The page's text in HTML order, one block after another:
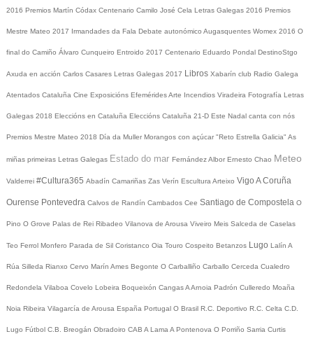
2016 Premios Martín Códax Centenario Camilo José Cela Letras Galegas 2016 Premios
Mestre Mateo 2017 Irmandades da Fala Debate autonómico Augasquentes Womex 2016 O
final do Camiño Álvaro Cunqueiro Entroido 2017 Centenario Eduardo Pondal DestinoStgo
Axuda en acción Carlos Casares Letras Galegas 2017 Libros Xabarín club Radio Galega
Atentados Cataluña Cine Exposicións EfeméridesArte Incendios Viradeira Fotografía Letras
Galegas 2018 Eleccións en Cataluña Eleccións Cataluña 21-D Este Nadal canta con nós
Premios Mestre Mateo 2018 Día da Muller Morangos con açúcar "Reto Estrella Galicia" As
miñas primeiras Letras Galegas Estado do mar Fernández Albor Ernesto Chao Meteo
Valderrei #Cultura365 Abadín Camariñas Zas Verín Escultura Arteixo Vigo A Coruña
Ourense Pontevedra Calvos de Randín Cambados Cee Santiago de Compostela O
Pino O Grove Palas de Rei Ribadeo Vilanova de Arousa Viveiro Meis Salceda de Caselas
Teo Ferrol Monfero Parada de Sil Coristanco Oia Touro Cospeito Betanzos Lugo Lalín A
Rúa Silleda Rianxo Cervo Marín Ames Begonte O Carballiño Carballo Cerceda Cualedro
Redondela Vilaboa Covelo Lobeira Boqueixón CangasA Arnoia Padrón Culleredo Moaña
Noia Ribeira Vilagarcía de Arousa España Portugal O Brasil R.C. Deportivo R.C. Celta C.D.
Lugo Fútbol C.B. Breogán Obradoiro CAB A Lama A Pontenova O Porriño Sarria Curtis